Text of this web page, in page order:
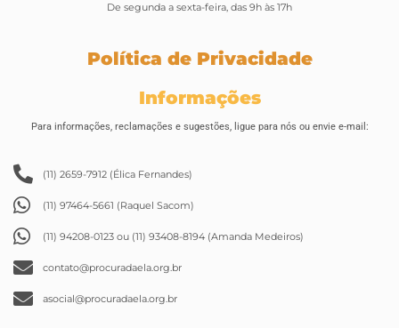
De segunda a sexta-feira, das 9h às 17h
Política de Privacidade
Informações
Para informações, reclamações e sugestões, ligue para nós ou envie e-mail:
(11) 2659-7912 (Élica Fernandes)
(11) 97464-5661 (Raquel Sacom)
(11) 94208-0123 ou (11) 93408-8194 (Amanda Medeiros)
contato@procuradaela.org.br
asocial@procuradaela.org.br